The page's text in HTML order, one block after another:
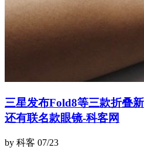
三星发布Fold8等三款折叠
还有联名款眼镜-科客网
by 科客 07/23